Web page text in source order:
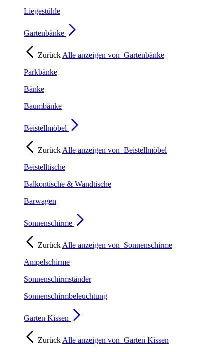
Liegestühle
Gartenbänke
Zurück Alle anzeigen von Gartenbänke
Parkbänke
Bänke
Baumbänke
Beistellmöbel
Zurück Alle anzeigen von Beistellmöbel
Beistelltische
Balkontische & Wandtische
Barwagen
Sonnenschirme
Zurück Alle anzeigen von Sonnenschirme
Ampelschirme
Sonnenschirmständer
Sonnenschirmbeleuchtung
Garten Kissen
Zurück Alle anzeigen von Garten Kissen